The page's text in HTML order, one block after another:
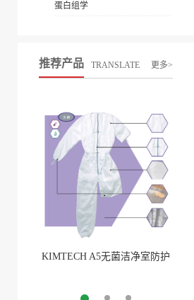
蛋白组学
推荐产品 TRANSLATE 更多>
KIMTECH A5无菌洁净室防护